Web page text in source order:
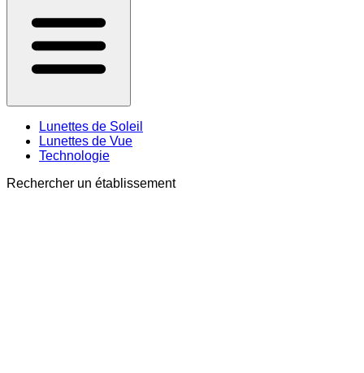
Lunettes de Soleil
Lunettes de Vue
Technologie
Rechercher un établissement